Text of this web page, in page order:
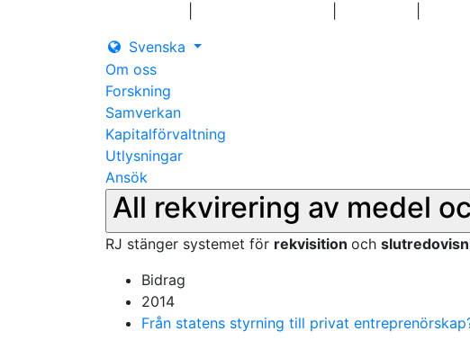
Svenska
Om oss
Forskning
Samverkan
Kapitalförvaltning
Utlysningar
Ansök
All rekvirering av medel
RJ stänger systemet för rekvisition och
Bidrag
2014
Från statens styrning till privat